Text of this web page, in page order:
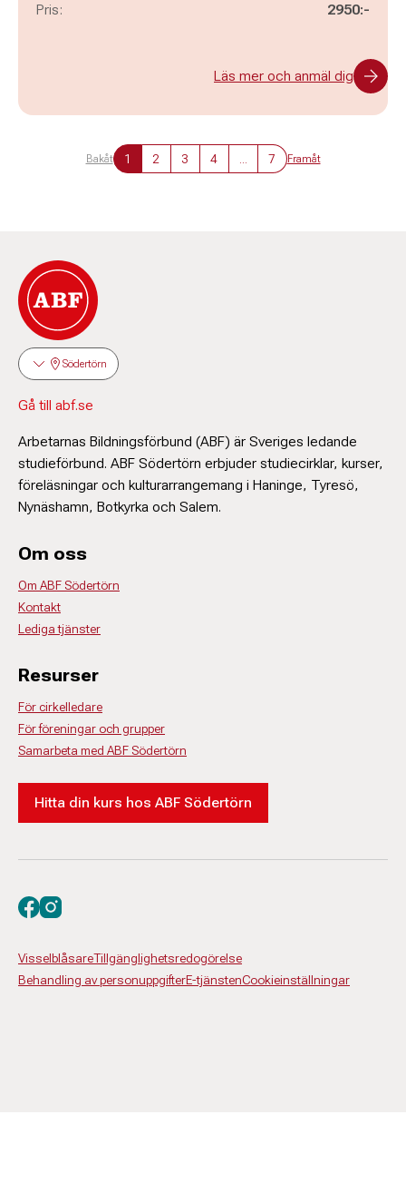
Pris: 2950:-
Läs mer och anmäl dig
Bakåt 1 2 3 4 7 Framåt
Södertörn
Gå till abf.se
Arbetarnas Bildningsförbund (ABF) är Sveriges ledande
studieförbund. ABF Södertörn erbjuder studiecirklar, kurser,
föreläsningar och kulturarrangemang i Haninge, Tyresö,
Nynäshamn, Botkyrka och Salem.
Om oss
Om ABF Södertörn
Kontakt
Lediga tjänster
Resurser
För cirkelledare
För föreningar och grupper
Samarbeta med ABF Södertörn
Hitta din kurs hos ABF Södertörn
VisselblåsareTillgänglighetsredogörelse
Behandling av personuppgifterE-tjänstenCookieinställningar
Besök oss på facebook
Besök oss på instagram